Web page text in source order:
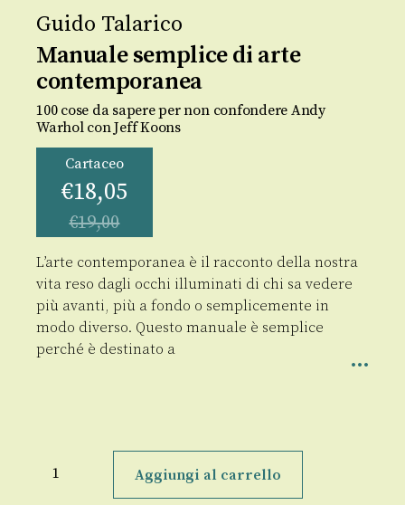
Guido Talarico
Manuale semplice di arte
contemporanea
100 cose da sapere per non confondere Andy
Warhol con Jeff Koons
Cartaceo
€18,05
€19,00
L’arte contemporanea è il racconto della nostra
vita reso dagli occhi illuminati di chi sa vedere
più avanti, più a fondo o semplicemente in
modo diverso. Questo manuale è semplice
perché è destinato a
semplice
Aggiungi al carrello